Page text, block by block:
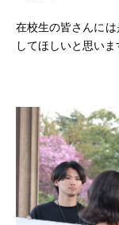
在校生の皆さんに
してほしいと思いま